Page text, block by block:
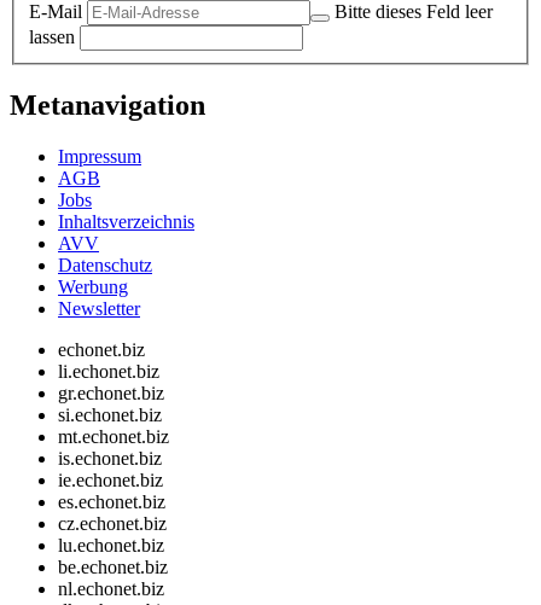
E-Mail
Bitte dieses Feld leer
lassen
Metanavigation
Impressum
AGB
Jobs
Inhaltsverzeichnis
AVV
Datenschutz
Werbung
Newsletter
echonet.biz
li.echonet.biz
gr.echonet.biz
si.echonet.biz
mt.echonet.biz
is.echonet.biz
ie.echonet.biz
es.echonet.biz
cz.echonet.biz
lu.echonet.biz
be.echonet.biz
nl.echonet.biz